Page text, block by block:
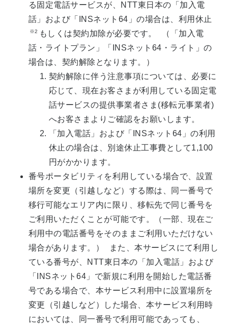
る固定電話サービスが、NTT東日本の「加入電
話」および「INSネット64」の場合は、利用休止
※2
もしくは契約加除が必要です。 （「加入電
話・ライトプラン」「INSネット64・ライト」の
場合は、契約解除となります。）
契約解除に伴う注意事項については、必要に
応じて、現在お客さまが利用している固定電
話サービスの提供事業者さま(移転元事業者)
へお客さまよりご確認をお願いします。
「加入電話」および「INSネット64」の利用
休止の場合は、別途休止工事費として1,100
円がかかります。
番号ポータビリティを利用している場合で、設置
場所を変更（引越しなど）する際は、同一番号で
移行可能なエリア内に限り、移転先で同じ番号を
ご利用いただくことが可能です。（一部、現在ご
利用中の電話番号をそのままご利用いただけない
場合があります。） また、本サービスにて利用し
ている番号が、NTT東日本の「加入電話」および
「INSネット64」で新規に利用を開始した電話番
号である場合で、本サービス利用中に設置場所を
変更（引越しなど）した場合、本サービス利用時
においては、同一番号で利用可能であっても、